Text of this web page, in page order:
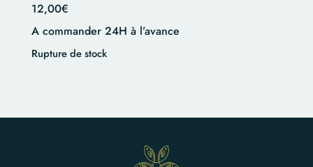
12,00€
A commander 24H à l’avance
Rupture de stock